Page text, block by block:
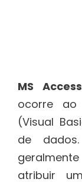
MS
ocorre ao
(Visual
de
atribuir